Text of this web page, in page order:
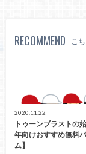
RECOMMEND こ
2020.11.22
トゥーンブラストの
年向けおすすめ無料
ム】